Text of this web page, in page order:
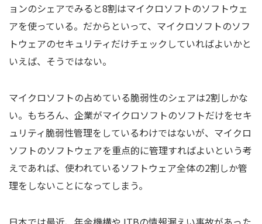
ョンのシェアでみると8割はマイクロソフトのソフトウェ
アを使っている。だからといって、マイクロソフトのソフ
トウェアのセキュリティだけチェックしていればよいかと
いえば、そうではない。
マイクロソフトの占めている脆弱性のシェアは2割しかな
い。もちろん、企業がマイクロソフトのソフトだけをセキ
ュリティ脆弱性管理をしているわけではないが、マイクロ
ソフトのソフトウェアを重点的に管理すればよいという考
えであれば、使われているソフトウェア全体の2割しか管
理をしないことになってしまう。